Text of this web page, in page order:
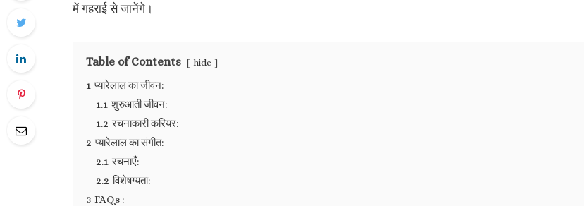
में गहराई से जानेंगे।
Table of Contents hide
1 प्यारेलाल का जीवन:
1.1 शुरुआती जीवन:
1.2 रचनाकारी करियर:
2 प्यारेलाल का संगीत:
2.1 रचनाएँ:
2.2 विशेषग्यता:
3 FAQs :